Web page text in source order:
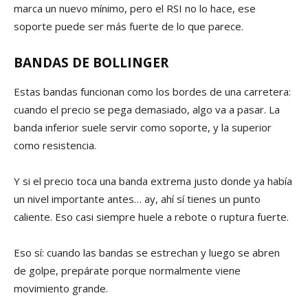
marca un nuevo mínimo, pero el RSI no lo hace, ese
soporte puede ser más fuerte de lo que parece.
BANDAS DE BOLLINGER
Estas bandas funcionan como los bordes de una carretera:
cuando el precio se pega demasiado, algo va a pasar. La
banda inferior suele servir como soporte, y la superior
como resistencia.
Y si el precio toca una banda extrema justo donde ya había
un nivel importante antes… ay, ahí sí tienes un punto
caliente. Eso casi siempre huele a rebote o ruptura fuerte.
Eso sí: cuando las bandas se estrechan y luego se abren
de golpe, prepárate porque normalmente viene
movimiento grande.